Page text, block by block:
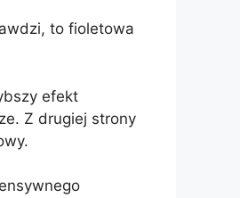
to fioletowa
efekt
Z drugiej strony